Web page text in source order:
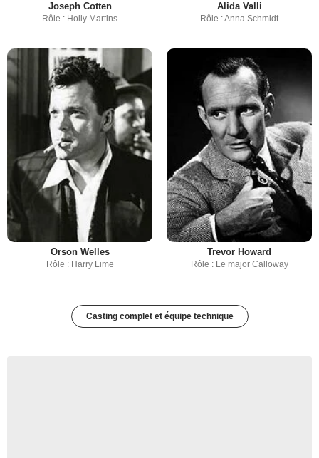
Joseph Cotten
Rôle : Holly Martins
Alida Valli
Rôle : Anna Schmidt
Orson Welles
Rôle : Harry Lime
Trevor Howard
Rôle : Le major Calloway
Casting complet et équipe technique